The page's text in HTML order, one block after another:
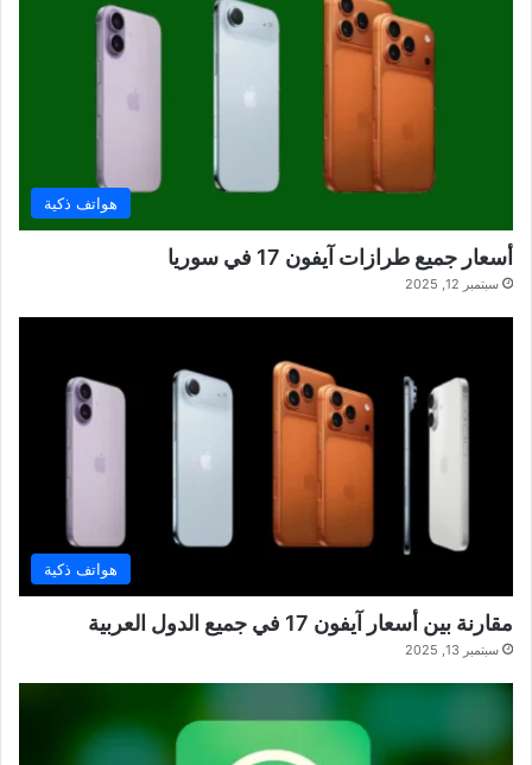
هواتف ذكية
أسعار جميع طرازات آيفون 17 في سوريا
سبتمبر 12, 2025
هواتف ذكية
مقارنة بين أسعار آيفون 17 في جميع الدول العربية
سبتمبر 13, 2025